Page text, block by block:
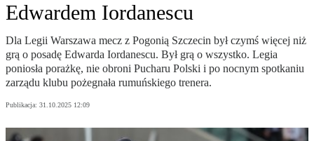
Edwardem Iordanescu
Dla Legii Warszawa mecz z Pogonią Szczecin był czymś więcej niż
grą o posadę Edwarda Iordanescu. Był grą o wszystko. Legia
poniosła porażkę, nie obroni Pucharu Polski i po nocnym spotkaniu
zarządu klubu pożegnała rumuńskiego trenera.
Publikacja: 31.10.2025 12:09